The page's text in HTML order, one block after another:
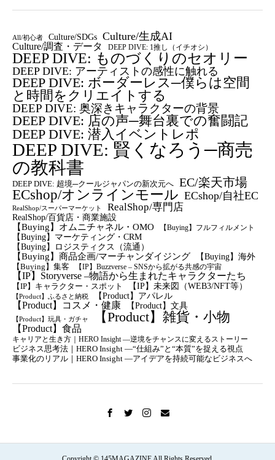
All/初心者 Culture/SDGs Culture/生成AI
Culture/調査・データ DEEP DIVE: 1推し（イチオシ）
DEEP DIVE: ものづくりのセオリー
DEEP DIVE: アーティストの感性に触れる
DEEP DIVE: ボーダーレス─僕らは空間
と時間をクリエイトする
DEEP DIVE: 奥深きキャラクターの背景
DEEP DIVE: 店の声─舞台裏での奮闘記
DEEP DIVE: 潜入イベントレポ
DEEP DIVE: 賢くなろう─商売
の教科書
DEEP DIVE: 超境─クールジャパンの新次元へ EC/楽天市場
ECshop/オンラインモール ECshop/自社EC
RealShop/スーパーマーケット RealShop/専門店
RealShop/百貨店・商業施設
【Buying】オムニチャネル・OMO
【Buying】フルフィルメント
【Buying】マーケティング・CRM
【buying】ロジスティクス（流通）
【Buying】商品企画/マーチャンダイジング 【Buying】海外
【Buying】集客 【IP】Buzzverse – SNSから拡がる共感の宇宙
【IP】Storyverse –物語から生まれたキャラクターたち
【IP】キャラクター・スポット 【IP】未来図（WEB3/NFT等）
【Product】ふるさと納税 【Product】アパレル
【Product】コスメ・健康 【Product】文具
【Product】玩具・ガチャ 【Product】雑貨・小物
【Product】食品
キャリアと生き方｜HERO Insight —逆境をチャンスに変えるストーリー
ビジネス思考法｜HERO Insight —“仕組み”と“本質”を捉える視点
事業化のリアル｜HERO Insight —アイデアを持続可能なビジネスへ